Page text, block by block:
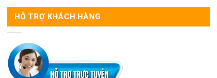
HỖ TRỢ KHÁCH HÀNG